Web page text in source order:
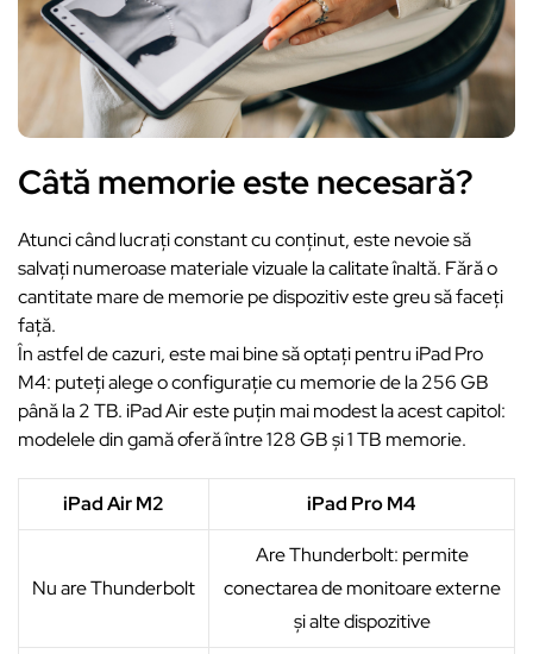
Câtă memorie este necesară?
Atunci când lucrați constant cu conținut, este nevoie să
salvați numeroase materiale vizuale la calitate înaltă. Fără o
cantitate mare de memorie pe dispozitiv este greu să faceți
față.
În astfel de cazuri, este mai bine să optați pentru iPad Pro
M4: puteți alege o configurație cu memorie de la 256 GB
până la 2 TB. iPad Air este puțin mai modest la acest capitol:
modelele din gamă oferă între 128 GB și 1 TB memorie.
iPad Air M2 iPad Pro M4
Nu are Thunderbolt
Are Thunderbolt: permite
conectarea de monitoare externe
și alte dispozitive